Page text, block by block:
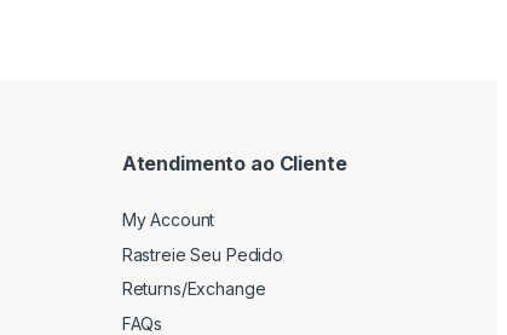
Atendimento ao Cliente
My Account
Rastreie Seu Pedido
Returns/Exchange
FAQs